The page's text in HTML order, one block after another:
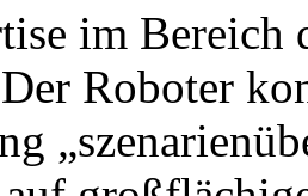
im
Roboter